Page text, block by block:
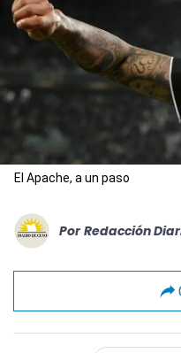
El Apache, a un paso
Por Redacción